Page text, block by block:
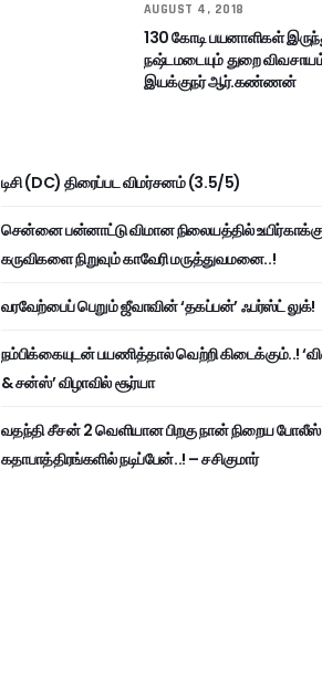
AUGUST 4, 2018
130 கோடி பயனாளிகள்
நஷ்டமடையும் துறை
இயக்குநர் ஆர்.கண்ணன்
டிசி (DC) திரைப்பட விமர்சனம் (3.5/5)
சென்னை பன்னாட்டு விமான நிலையத்தில்
கருவிகளை நிறுவும் காவேரி மருத்துவமனை..!
வரவேற்பைப் பெறும் ஜீவாவின் ‘தகப்பன்’ ஃபர்ஸ்ட் லுக்!
நம்பிக்கையுடன் பயணித்தால் வெற்றி கிடைக்கும்..!
& சன்ஸ்’ விழாவில் சூர்யா
வதந்தி சீசன் 2 வெளியான பிறகு நான் நிறைய போலீஸ்
கதாபாத்திரங்களில் நடிப்பேன்..! – சசிகுமார்